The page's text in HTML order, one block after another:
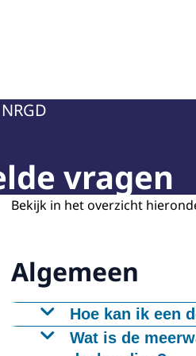
Register Gerechtelijk
vragen
Bekijk in het overzicht
Algemeen
Hoe kan ik een
U kunt een
Wat is de